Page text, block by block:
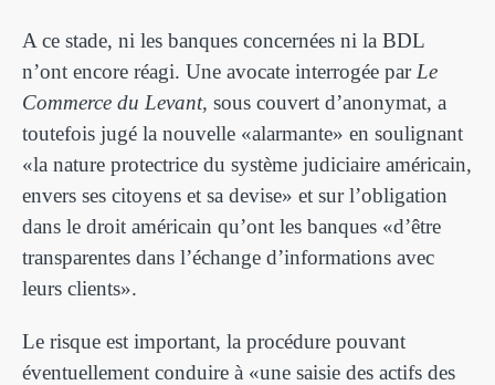
A ce stade, ni les banques concernées ni la BDL
n’ont encore réagi. Une avocate interrogée par Le
Commerce du Levant, sous couvert d’anonymat, a
toutefois jugé la nouvelle «alarmante» en soulignant
«la nature protectrice du système judiciaire américain,
envers ses citoyens et sa devise» et sur l’obligation
dans le droit américain qu’ont les banques «d’être
transparentes dans l’échange d’informations avec
leurs clients».
Le risque est important, la procédure pouvant
éventuellement conduire à «une saisie des actifs des